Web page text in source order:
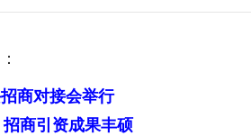
商对接会举行
商引资成果丰硕